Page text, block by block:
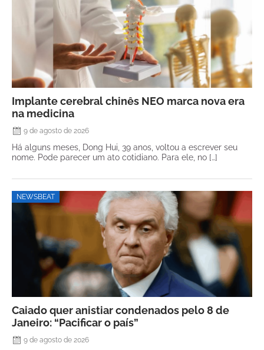
Implante cerebral chinês NEO marca nova era
na medicina
9 de agosto de 2026
Há alguns meses, Dong Hui, 39 anos, voltou a escrever seu
nome. Pode parecer um ato cotidiano. Para ele, no […]
NEWSBEAT
Caiado quer anistiar condenados pelo 8 de
Janeiro: “Pacificar o país”
9 de agosto de 2026